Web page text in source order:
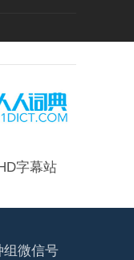
恩
年的故
字幕站
组微信号